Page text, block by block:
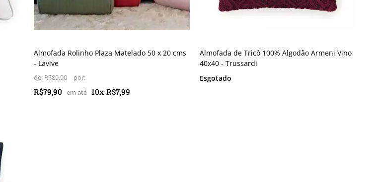
Almofada Rolinho Plaza Matelado 50 x 20 cms
- Lavive
de: R$89,90
R$79,90 10x R$7,99
Almofada de Tricô 100% Algodão Armeni Vino
40x40 - Trussardi
Esgotado